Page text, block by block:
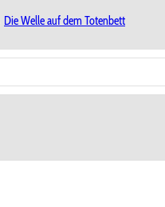
Die Welle auf dem Totenbett